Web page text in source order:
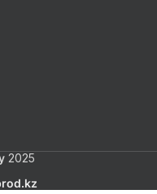
2025